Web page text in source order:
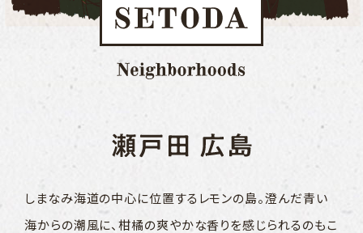
しまなみ海道の中心に位置するレモンの島。澄んだ青い
海からの潮風に、柑橘の爽やかな香りを感じられるのもこ